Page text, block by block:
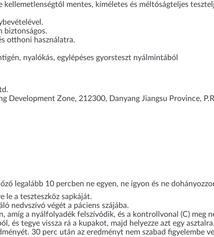
kellemetlenségtől mentes, kíméletes és méltóságteljes
biztonságos.
otthoni használatra.
nyalókás, egylépéses gyorsteszt nyálmintából
Development Zone, 212300, Danyang Jiangsu Province,
legalább 10 percben ne egyen, ne igyon és ne
le a teszteszköz sapkáját.
nedvszívó végét a páciens szájába.
amíg a nyálfolyadék felszívódik, és a kontrollvonal (C) meg
és tegye vissza rá a kupakot, majd helyezze azt egy asztalra.
30 perc után az eredményt nem szabad figyelembe